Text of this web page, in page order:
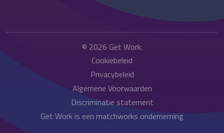
© 2026 Get Work.
Cookiebeleid
Privacybeleid
Algemene Voorwaarden
Discriminatie statement
Get Work is een matchworks onderneming